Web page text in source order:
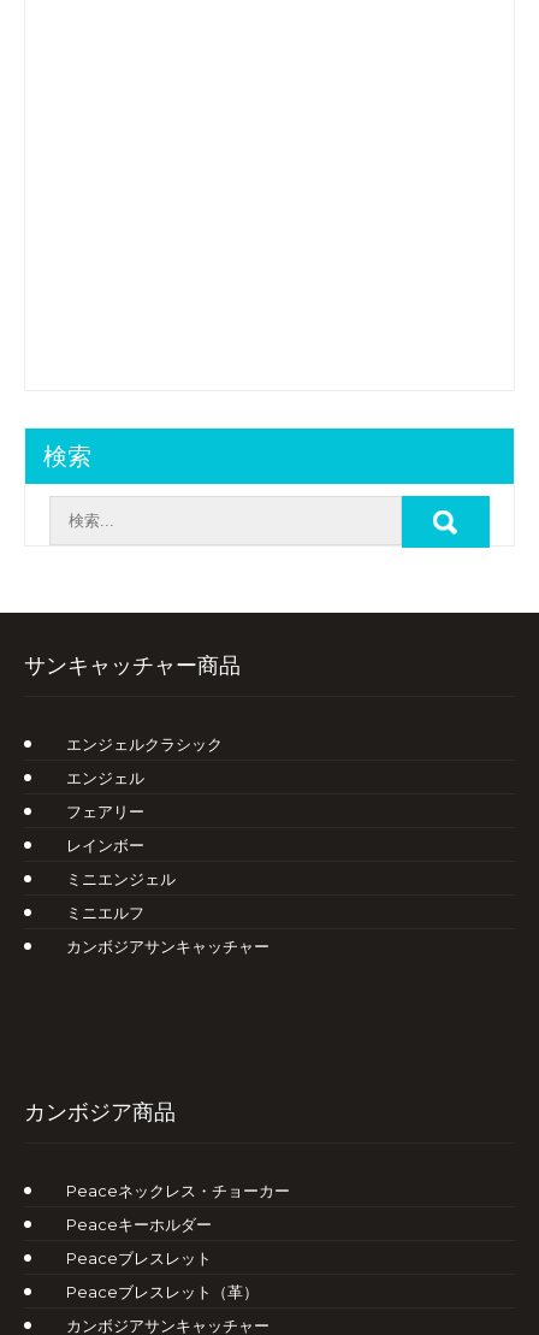
検索
サンキャッチャー商品
エンジェルクラシック
エンジェル
フェアリー
レインボー
ミニエンジェル
ミニエルフ
カンボジアサンキャッチャー
カンボジア商品
Peaceネックレス・チョーカー
Peaceキーホルダー
Peaceブレスレット
Peaceブレスレット（革）
カンボジアサンキャッチャー